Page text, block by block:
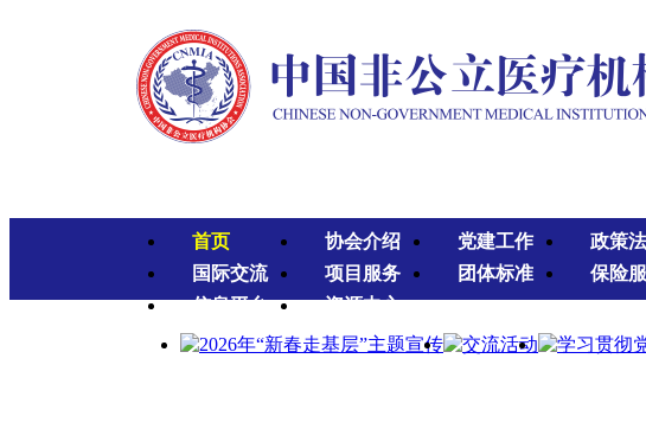
首页 协会介绍 党建工作 政策
国际交流
项目服务 团体标准 保险
信息平台
资源中心